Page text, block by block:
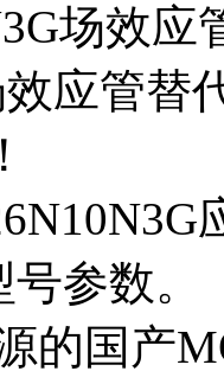
场效应
应管替
参数。
的国产